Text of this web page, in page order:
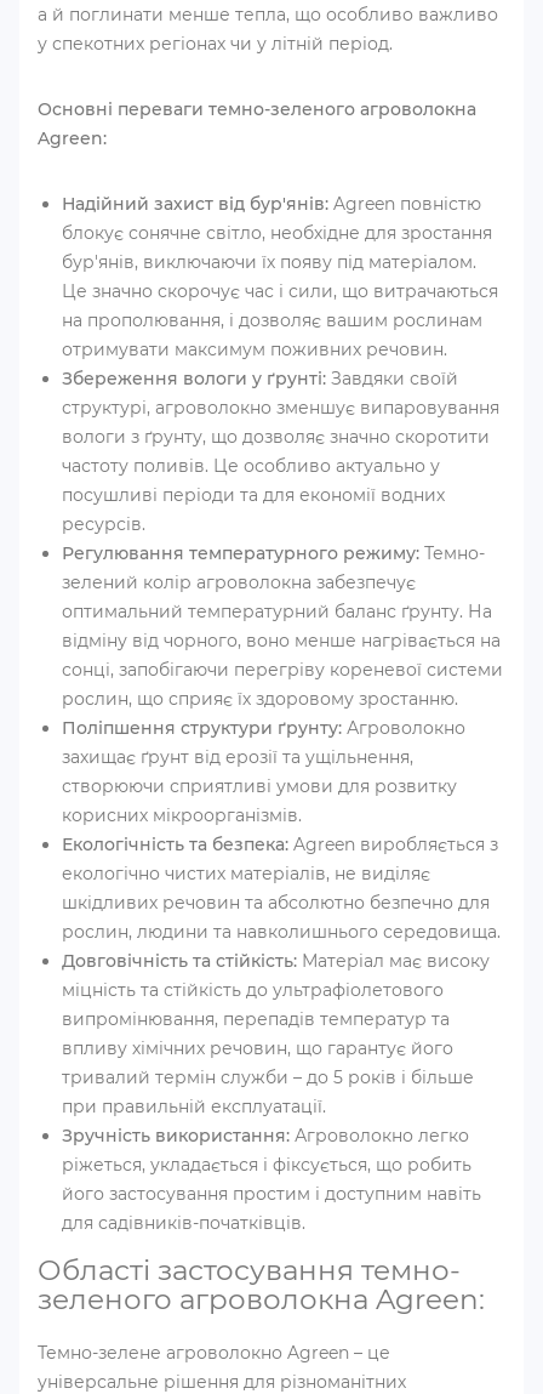
а й поглинати менше тепла, що особливо важливо
у спекотних регіонах чи у літній період.
Основні переваги темно-зеленого агроволокна
Agreen:
Надійний захист від бур'янів: Agreen повністю
блокує сонячне світло, необхідне для зростання
бур'янів, виключаючи їх появу під матеріалом.
Це значно скорочує час і сили, що витрачаються
на прополювання, і дозволяє вашим рослинам
отримувати максимум поживних речовин.
Збереження вологи у ґрунті: Завдяки своїй
структурі, агроволокно зменшує випаровування
вологи з ґрунту, що дозволяє значно скоротити
частоту поливів. Це особливо актуально у
посушливі періоди та для економії водних
ресурсів.
Регулювання температурного режиму: Темно-
зелений колір агроволокна забезпечує
оптимальний температурний баланс ґрунту. На
відміну від чорного, воно менше нагрівається на
сонці, запобігаючи перегріву кореневої системи
рослин, що сприяє їх здоровому зростанню.
Поліпшення структури ґрунту: Агроволокно
захищає ґрунт від ерозії та ущільнення,
створюючи сприятливі умови для розвитку
корисних мікроорганізмів.
Екологічність та безпека: Agreen виробляється з
екологічно чистих матеріалів, не виділяє
шкідливих речовин та абсолютно безпечно для
рослин, людини та навколишнього середовища.
Довговічність та стійкість: Матеріал має високу
міцність та стійкість до ультрафіолетового
випромінювання, перепадів температур та
впливу хімічних речовин, що гарантує його
тривалий термін служби – до 5 років і більше
при правильній експлуатації.
Зручність використання: Агроволокно легко
ріжеться, укладається і фіксується, що робить
його застосування простим і доступним навіть
для садівників-початківців.
Області застосування темно-
зеленого агроволокна Agreen:
Темно-зелене агроволокно Agreen – це
універсальне рішення для різноманітних